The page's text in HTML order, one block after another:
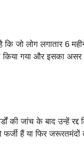
कि जो लोग लगातार 6
गया और इसका असर
की जांच के बाद उन्हें रद्द
हैं या फिर जरूरतमंदों